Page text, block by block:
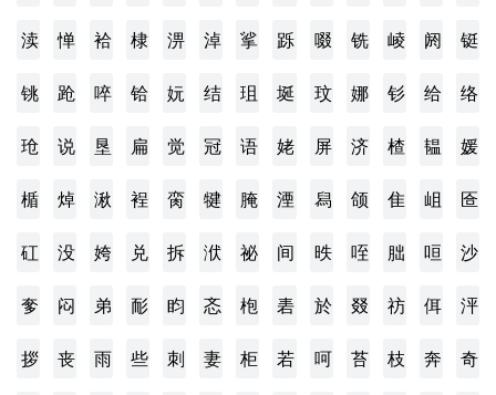
渎 惮 袷 棣 淠 淖 挲 跞 啜 铣 崚 阏 铤
铫 跄 啐 铪 妧 结 珇 埏 玟 娜 钐 给 络
玱 说 垦 扁 觉 冠 语 姥 屏 济 楂 韫 媛
楯 焯 湫 裎 脔 犍 腌 湮 舄 颌 隹 岨 匼
矼 没 姱 兑 拆 洑 祕 间 昳 咥 朏 咺 沙
奓 闷 弟 耏 盷 忞 枹 砉 於 叕 祊 佴 泙
拶 丧 雨 些 刺 妻 柜 若 呵 苔 枝 奔 奇